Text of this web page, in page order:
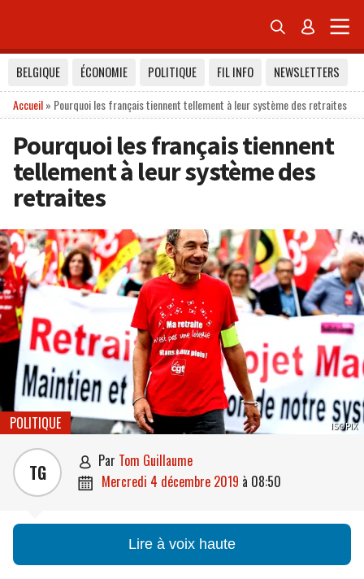
 
BELGIQUE ÉCONOMIE POLITIQUE FIL INFO
NEWSLETTERS
Accueil» Pourquoi les français tiennent tellement à leur système des retraites
Pourquoi les français tiennent
tellement à leur système des
retraites
ISOPIX
POLITIQUE
TG  par Tom Guillaume
 mercredi 4 décembre 2019 à 08:50
Lire à voix haute